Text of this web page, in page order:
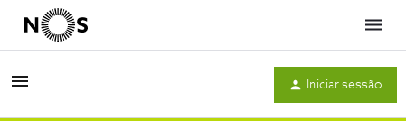
Menu
Iniciar sessão